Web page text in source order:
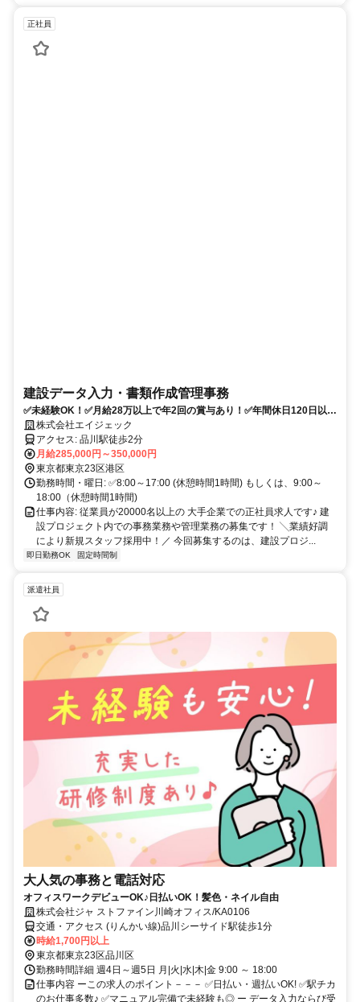
正社員
東京都東京23区港区
勤務時間・曜日: ✅8:00～17:00 (休憩時間1時間) もしくは、9:00～
18:00（休憩時間1時間)
仕事内容: 従業員が20000名以上の 大手企業での正社員求人です♪ 建
設プロジェクト内での事務業務や管理業務の募集です！ ╲業績好調
により新規スタッフ採用中！／ㅤ 今回募集するのは、建設プロジ...
即日勤務OK 固定時間制
派遣社員
大人気の事務と電話対応
オフィスワークデビューOK♪日払いOK！髪色・ネイル自由
株式会社ジャ ストファイン川崎オフィス/KA0106
交通・アクセス (りんかい線)品川シーサイド駅徒歩1分
時給1,700円以上
東京都東京23区品川区
勤務時間詳細 週4日～週5日 月|火|水|木|金 9:00 ～ 18:00
仕事内容 ーこの求人のポイント－－－ ✅日払い・週払いOK! ✅駅チカ
のお仕事多数♪ ✅マニュアル完備で未経験も◎ ー データ入力ならび受
電対応と受電内容に伴う社内連携業務を担当 １．社内基幹シス...
業界未経験者歓迎 ランチタイム
職場見学可
転勤なし 経験不問
週払いOK
即日払いOK 研修あり ブランクOK シフト制
履歴書不要